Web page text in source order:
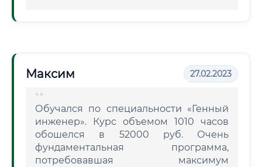
Максим 27.02.2023
Обучался по специальности «Генный
инженер». Курс объемом 1010 часов
обошелся в 52000 руб. Очень
фундаментальная программа,
потребовавшая максимум